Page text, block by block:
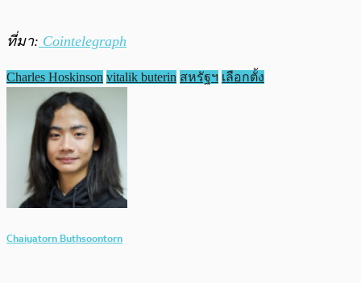
ที่มา: Cointelegraph
Charles Hoskinson vitalik buterin สหรัฐฯ เลือกตั้ง
Chaiyatorn Buthsoontorn